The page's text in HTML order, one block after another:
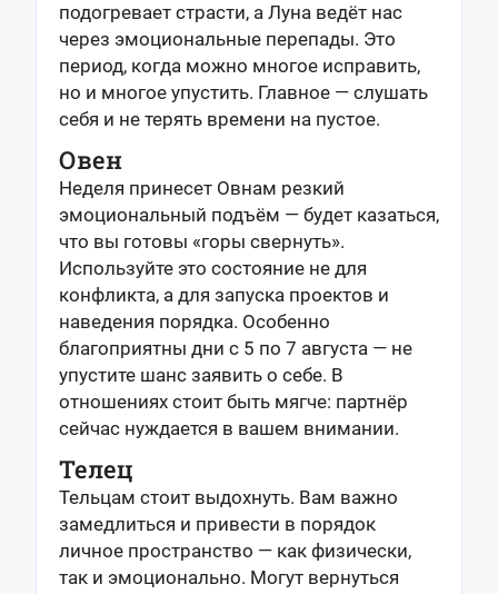
подогревает страсти, а Луна ведёт нас
через эмоциональные перепады. Это
период, когда можно многое исправить,
но и многое упустить. Главное — слушать
себя и не терять времени на пустое.
Овен
Неделя принесет Овнам резкий
эмоциональный подъём — будет казаться,
что вы готовы «горы свернуть».
Используйте это состояние не для
конфликта, а для запуска проектов и
наведения порядка. Особенно
благоприятны дни с 5 по 7 августа — не
упустите шанс заявить о себе. В
отношениях стоит быть мягче: партнёр
сейчас нуждается в вашем внимании.
Телец
Тельцам стоит выдохнуть. Вам важно
замедлиться и привести в порядок
личное пространство — как физически,
так и эмоционально. Могут вернуться